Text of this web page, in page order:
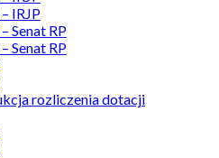
IRJP
Senat RP
Senat RP
rozliczenia dotacji